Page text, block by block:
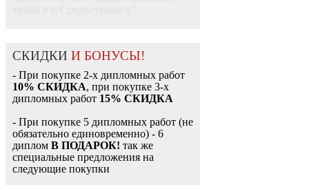
СКИДКИ И БОНУСЫ!
- При покупке 2-х дипломных работ
10% СКИДКА, при покупке 3-х
дипломных работ 15% СКИДКА
- При покупке 5 дипломных работ (не
обязательно единовременно) - 6
диплом В ПОДАРОК! так же
специальные предложения на
следующие покупки